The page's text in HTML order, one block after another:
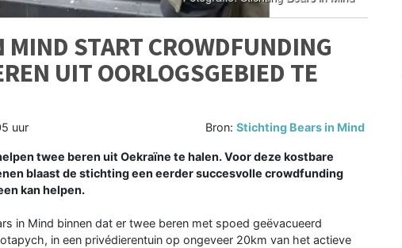
START CROWDFUNDING
UIT OORLOGSGEBIED TE
uur Bron:Stichting Bears in Mind
twee beren uit Oekraïne te halen. Voor deze kostbare
blaast de stichting een eerder succesvolle crowdfunding
kan helpen.
in Mind binnen dat er twee beren met spoed geëvacueerd
in een privédierentuin op ongeveer 20km van het actieve